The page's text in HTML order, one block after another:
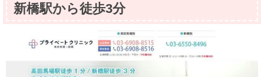
新橋駅から徒歩3分